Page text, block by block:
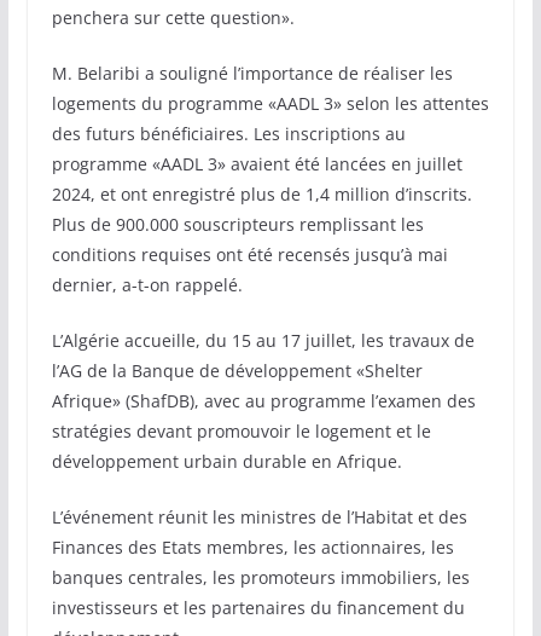
penchera sur cette question».
M. Belaribi a souligné l’importance de réaliser les
logements du programme «AADL 3» selon les attentes
des futurs bénéficiaires. Les inscriptions au
programme «AADL 3» avaient été lancées en juillet
2024, et ont enregistré plus de 1,4 million d’inscrits.
Plus de 900.000 souscripteurs remplissant les
conditions requises ont été recensés jusqu’à mai
dernier, a-t-on rappelé.
L’Algérie accueille, du 15 au 17 juillet, les travaux de
l’AG de la Banque de développement «Shelter
Afrique» (ShafDB), avec au programme l’examen des
stratégies devant promouvoir le logement et le
développement urbain durable en Afrique.
L’événement réunit les ministres de l’Habitat et des
Finances des Etats membres, les actionnaires, les
banques centrales, les promoteurs immobiliers, les
investisseurs et les partenaires du financement du